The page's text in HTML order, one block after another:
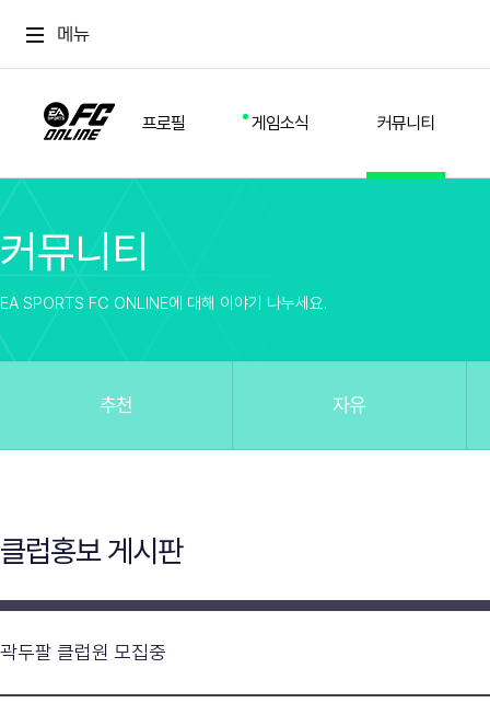
메뉴
프로필 게임소식 커뮤니티
스쿼드
커뮤니티
방명록
업데이트
유저 가이드
게임 플레이 버그 제보
커뮤니티
EA SPORTS FC ONLINE에 대해 이야기 나누세요.
추천 자유
클럽홍보 게시판
곽두팔 클럽원 모집중